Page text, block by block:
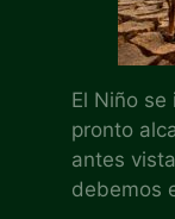
El Niño
pronto
antes
debemos